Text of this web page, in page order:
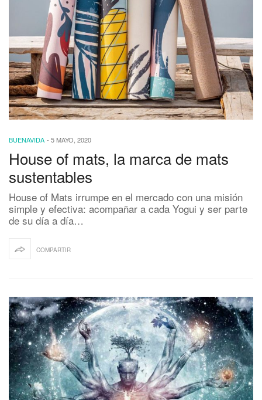
BUENAVIDA - 5 MAYO, 2020
House of mats, la marca de mats
sustentables
House of Mats irrumpe en el mercado con una misión
simple y efectiva: acompañar a cada Yogui y ser parte
de su día a día…
COMPARTIR